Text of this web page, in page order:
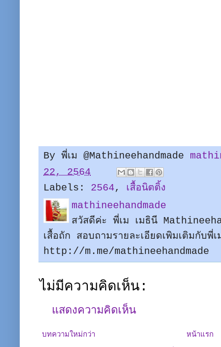
By พี่เม @Mathineehandmade
22, 2564
Labels: 2564, เสื้อนิตติ้ง
mathineehandmade
สวัสดีค่ะ พี่เม เมธินี
เสื้อถัก สอบถามรายละเอียดเพิมเติมกับ
http://m.me/mathineehandmade
ไม่มีความคิดเห็น:
แสดงความคิดเห็น
บทความใหม่กว่า หน้าแรก